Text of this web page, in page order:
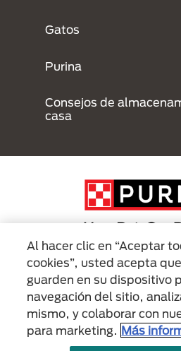
Gatos
Purina
Consejos de
casa
Menu Footer
All Nestlé Purina trademarks owned by
Vevey, Switzerland or are
Políticas sobre
Al hacer clic en “Aceptar
cookies”, usted acepta
guarden en su dispositivo
navegación del sitio,
mismo, y colaborar con
para marketing. Más